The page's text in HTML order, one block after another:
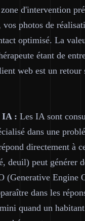
d'intervention
vos photos de
optimisé. La
étant de
web est un retour
IA : Les IA sont
dans une
directement à
deuil) peut générer
(Generative Engine
dans les
quand un